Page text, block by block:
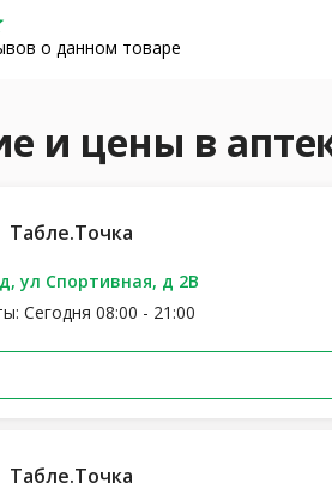
о данном товаре
и цены в
Табле.Точка
ул Спортивная, д 2В
Сегодня 08:00 - 21:00
Табле.Точка